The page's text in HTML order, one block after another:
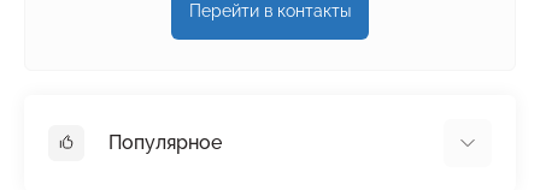
Перейти в контакты
Популярное